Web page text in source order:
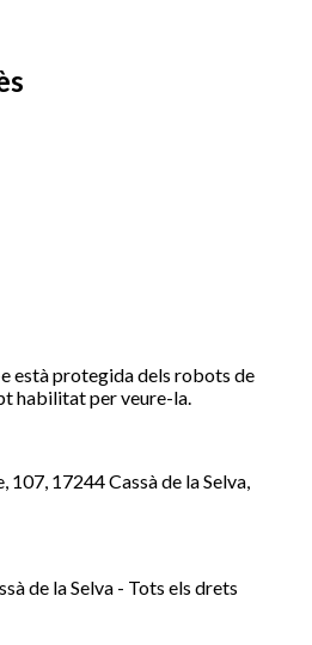
està protegida dels robots de
habilitat per veure-la.
107, 17244 Cassà de la Selva,
de la Selva - Tots els drets